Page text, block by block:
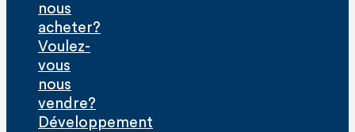
nous
acheter?
Voulez-
vous
nous
vendre?
Développement